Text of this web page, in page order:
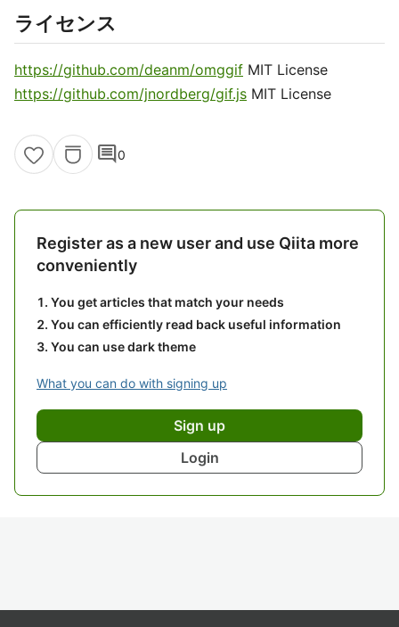
ライセンス
https://github.com/deanm/omggif MIT License
https://github.com/jnordberg/gif.js MIT License
comment0
Register as a new user and use Qiita more
conveniently
You get articles that match your needs
You can efficiently read back useful information
You can use dark theme
What you can do with signing up
Sign up
Login